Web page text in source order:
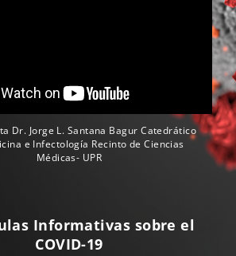
Dr. Jorge L. Santana Bagur Catedrático
e Infectología Recinto de Ciencias
Médicas- UPR
Informativas sobre el
COVID-19